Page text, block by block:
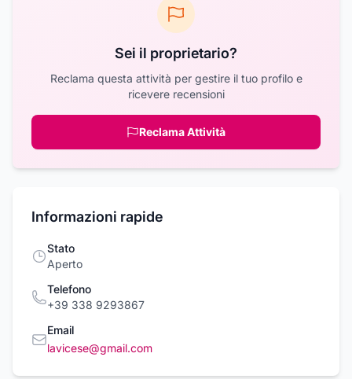
Sei il proprietario?
Reclama questa attività per gestire il tuo profilo e
ricevere recensioni
Reclama Attività
Informazioni rapide
Stato
Aperto
Telefono
+39 338 9293867
Email
lavicese@gmail.com